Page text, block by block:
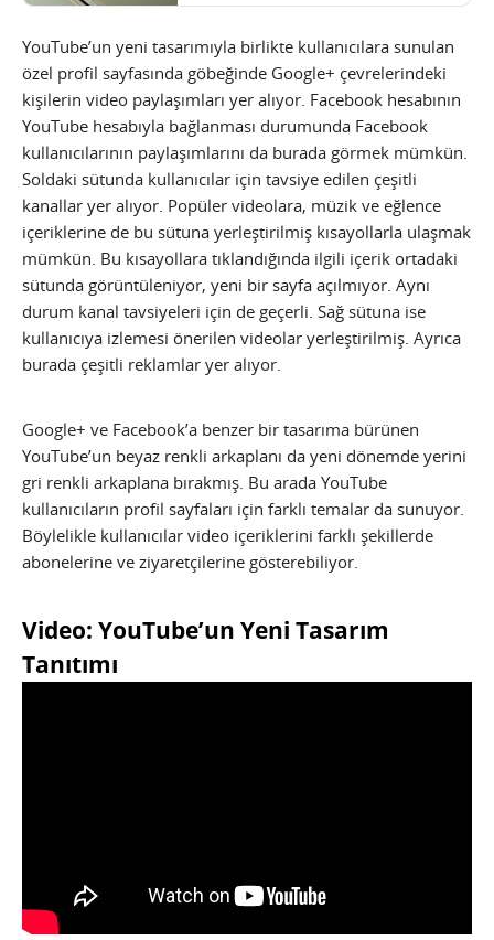
YouTube’un yeni tasarımıyla birlikte kullanıcılara sunulan
özel profil sayfasında göbeğinde Google+ çevrelerindeki
kişilerin video paylaşımları yer alıyor. Facebook hesabının
YouTube hesabıyla bağlanması durumunda Facebook
kullanıcılarının paylaşımlarını da burada görmek mümkün.
Soldaki sütunda kullanıcılar için tavsiye edilen çeşitli
kanallar yer alıyor. Popüler videolara, müzik ve eğlence
içeriklerine de bu sütuna yerleştirilmiş kısayollarla ulaşmak
mümkün. Bu kısayollara tıklandığında ilgili içerik ortadaki
sütunda görüntüleniyor, yeni bir sayfa açılmıyor. Aynı
durum kanal tavsiyeleri için de geçerli. Sağ sütuna ise
kullanıcıya izlemesi önerilen videolar yerleştirilmiş. Ayrıca
burada çeşitli reklamlar yer alıyor.
Google+ ve Facebook’a benzer bir tasarıma bürünen
YouTube’un beyaz renkli arkaplanı da yeni dönemde yerini
gri renkli arkaplana bırakmış. Bu arada YouTube
kullanıcıların profil sayfaları için farklı temalar da sunuyor.
Böylelikle kullanıcılar video içeriklerini farklı şekillerde
abonelerine ve ziyaretçilerine gösterebiliyor.
Video: YouTube’un Yeni Tasarım
Tanıtımı